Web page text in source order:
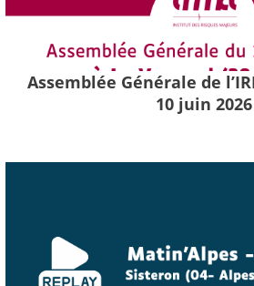
Assemblée Générale de
10 juin 2026